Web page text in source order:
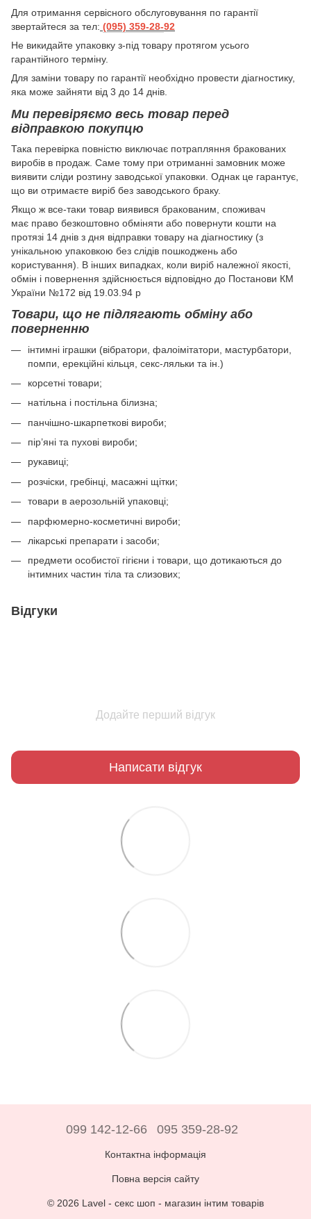
Для отримання сервісного обслуговування по гарантії
звертайтеся за тел: (095) 359-28-92
Hе викидайте упаковку з-під товару протягом усього
гарантійного терміну.
Для заміни товару по гарантії необхідно провести діагностику,
яка може зайняти від 3 до 14 днів.
Ми перевіряємо весь товар перед
відправкою покупцю
Така перевірка повністю виключає потрапляння бракованих
виробів в продаж. Саме тому при отриманні замовник може
виявити сліди розтину заводської упаковки. Однак це гарантує,
що ви отримаєте виріб без заводського браку.
Якщо ж все-таки товар виявився бракованим, споживач
має право безкоштовно обміняти або повернути кошти на
протязі 14 днів з дня відправки товару на діагностику (з
унікальною упаковкою без слідів пошкоджень або
користування). В інших випадках, коли виріб належної якості,
обмін і повернення здійснюється відповідно до Постанови КМ
України №172 від 19.03.94 р
Товари, що не підлягають обміну або
поверненню
інтимні іграшки (вібратори, фалоімітатори, мастурбатори,
помпи, ерекційні кільця, секс-ляльки та ін.)
корсетні товари;
натільна і постільна білизна;
панчішно-шкарпеткові вироби;
пір’яні та пухові вироби;
рукавиці;
розчіски, гребінці, масажні щітки;
товари в аерозольній упаковці;
парфюмерно-косметичні вироби;
лікарські препарати і засоби;
предмети особистої гігієни і товари, що дотикаються до
інтимних частин тіла та слизових;
Відгуки
Додайте перший відгук
Написати відгук
099 142-12-66 095 359-28-92
Контактна інформація
Повна версія сайту
© 2026 Lavel - секс шоп - магазин інтим товарів